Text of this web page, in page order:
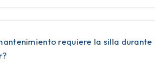
requiere la silla durante